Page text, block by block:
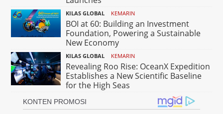
KILAS GLOBAL KEMARIN
BOI at 60: Building an Investment
Foundation, Powering a Sustainable
New Economy
KILAS GLOBAL KEMARIN
Revealing Roo Rise: OceanX Expedition
Establishes a New Scientific Baseline
for the High Seas